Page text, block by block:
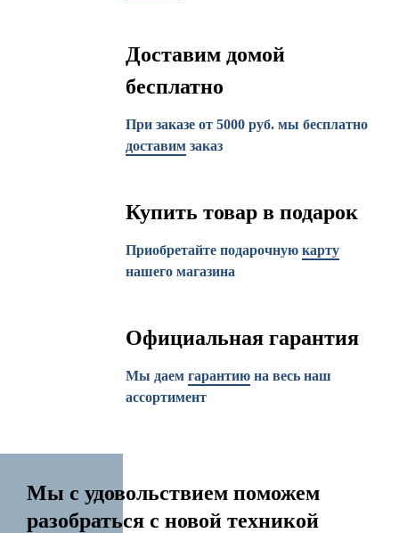
Доставим домой
бесплатно
При заказе от 5000 руб. мы бесплатно
доставим заказ
Купить товар в подарок
Приобретайте подарочную карту
нашего магазина
Официальная гарантия
Мы даем гарантию на весь наш
ассортимент
Мы с удовольствием поможем
разобраться с новой техникой